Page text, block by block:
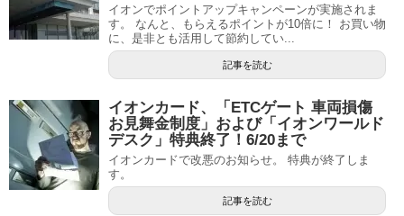
イオンでポイントアップキャンペーンが実施されま
す。 なんと、もらえるポイントが10倍に！ お買い物
に、是非とも活用して節約してい...
記事を読む
イオンカード、「ETCゲート 車両損傷
お見舞金制度」および「イオンワールド
デスク」特典終了！6/20まで
イオンカードで改悪のお知らせ。 特典が終了しま
す。
記事を読む